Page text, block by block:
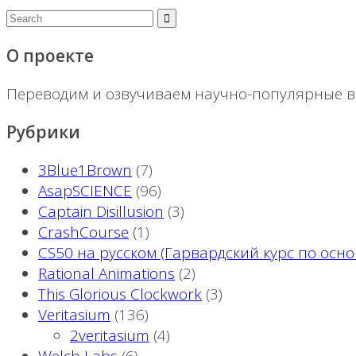
О проекте
Переводим и озвучиваем научно-популярные
Рубрики
3Blue1Brown (7)
AsapSCIENCE (96)
Captain Disillusion (3)
CrashCourse (1)
CS50 на русском (Гарвардский курс по
Rational Animations (2)
This Glorious Clockwork (3)
Veritasium (136)
2veritasium (4)